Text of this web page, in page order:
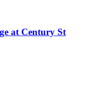
at Century St